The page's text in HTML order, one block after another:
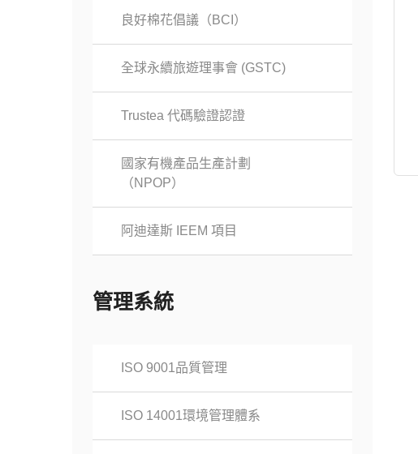
良好棉花倡議（BCI）
全球永續旅遊理事會 (GSTC)
Trustea 代碼驗證認證
國家有機產品生產計劃
（NPOP）
阿迪達斯 IEEM 項目
管理系統
ISO 9001品質管理
ISO 14001環境管理體系